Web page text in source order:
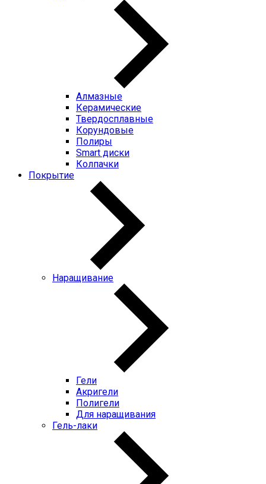
Алмазные
Керамические
Твердосплавные
Корундовые
Полиры
Smart диски
Колпачки
Покрытие
Наращивание
Гели
Акригели
Полигели
Для наращивания
Гель-лаки